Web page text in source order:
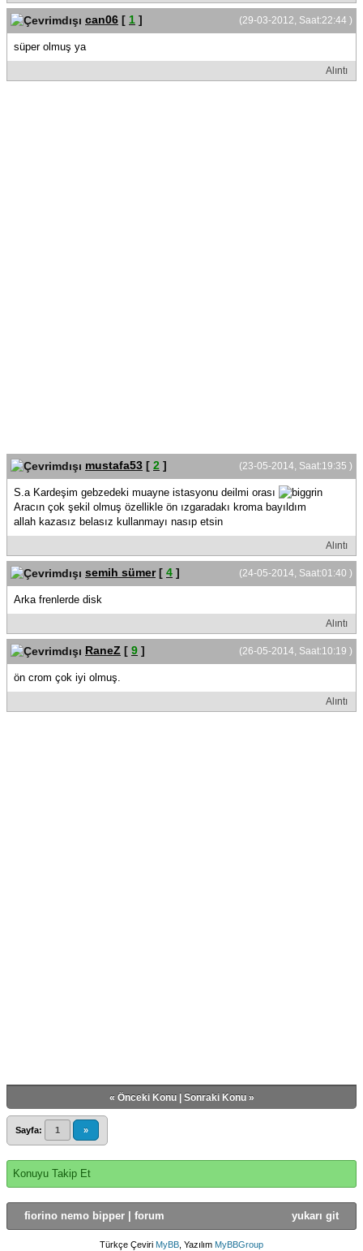
(29-03-2012, Saat:22:44 )
can06 [ 1 ]
süper olmuş ya
Alıntı
(23-05-2014, Saat:19:35 )
mustafa53 [ 2 ]
S.a Kardeşim gebzedeki muayne istasyonu deilmi orası
Aracın çok şekil olmuş özellikle ön ızgaradakı kroma bayıldım
allah kazasız belasız kullanmayı nasıp etsin
Alıntı
(24-05-2014, Saat:01:40 )
semih sümer [ 4 ]
Arka frenlerde disk
Alıntı
(26-05-2014, Saat:10:19 )
RaneZ [ 9 ]
ön crom çok iyi olmuş.
Alıntı
« Önceki Konu| Sonraki Konu»
Sayfa: 1 »
Konuyu Takip Et
yukarı git
fiorino nemo bipper | forum
Türkçe Çeviri MyBB , Yazılım MyBBGroup